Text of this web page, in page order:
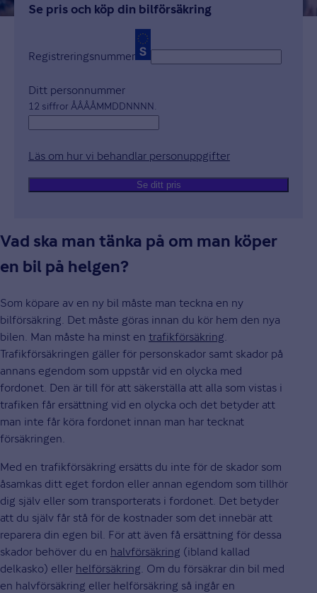
Se pris och köp din bilförsäkring
Registreringsnummer
Ditt personnummer
12 siffror ÅÅÅÅMMDDNNNN.
Läs om hur vi behandlar personuppgifter
Se ditt pris
Vad ska man tänka på om man köper
en bil på helgen?
Som köpare av en ny bil måste man teckna en ny
bilförsäkring. Det måste göras innan du kör hem den nya
bilen. Man måste ha minst en trafikförsäkring.
Trafikförsäkringen gäller för personskador samt skador på
annans egendom som uppstår vid en olycka med
fordonet. Den är till för att säkerställa att alla som vistas i
trafiken får ersättning vid en olycka och det betyder att
man inte får köra fordonet innan man har tecknat
försäkringen.
Med en trafikförsäkring ersätts du inte för de skador som
åsamkas ditt eget fordon eller annan egendom som tillhör
dig själv eller som transporterats i fordonet. Det betyder
att du själv får stå för de kostnader som det innebär att
reparera din egen bil. För att även få ersättning för dessa
skador behöver du en halvförsäkring (ibland kallad
delkasko) eller helförsäkring. Om du försäkrar din bil med
en halvförsäkring eller helförsäkring så ingår en